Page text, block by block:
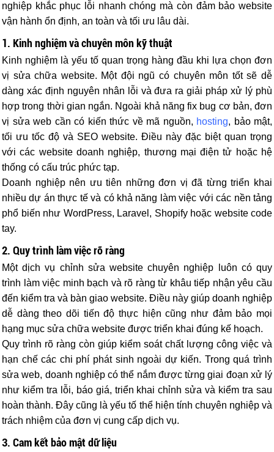
nghiệp khắc phục lỗi nhanh chóng mà còn đảm bảo website
vận hành ổn định, an toàn và tối ưu lâu dài.
1. Kinh nghiệm và chuyên môn kỹ thuật
Kinh nghiệm là yếu tố quan trọng hàng đầu khi lựa chọn đơn
vị sửa chữa website. Một đội ngũ có chuyên môn tốt sẽ dễ
dàng xác định nguyên nhân lỗi và đưa ra giải pháp xử lý phù
hợp trong thời gian ngắn. Ngoài khả năng fix bug cơ bản, đơn
vị sửa web cần có kiến thức về mã nguồn, hosting, bảo mật,
tối ưu tốc độ và SEO website. Điều này đặc biệt quan trọng
với các website doanh nghiệp, thương mại điện tử hoặc hệ
thống có cấu trúc phức tạp.
Doanh nghiệp nên ưu tiên những đơn vị đã từng triển khai
nhiều dự án thực tế và có khả năng làm việc với các nền tảng
phổ biến như WordPress, Laravel, Shopify hoặc website code
tay.
2. Quy trình làm việc rõ ràng
Một dịch vụ chỉnh sửa website chuyên nghiệp luôn có quy
trình làm việc minh bạch và rõ ràng từ khâu tiếp nhận yêu cầu
đến kiểm tra và bàn giao website. Điều này giúp doanh nghiệp
dễ dàng theo dõi tiến độ thực hiện cũng như đảm bảo mọi
hạng mục sửa chữa website được triển khai đúng kế hoạch.
Quy trình rõ ràng còn giúp kiểm soát chất lượng công việc và
hạn chế các chi phí phát sinh ngoài dự kiến. Trong quá trình
sửa web, doanh nghiệp có thể nắm được từng giai đoạn xử lý
như kiểm tra lỗi, báo giá, triển khai chỉnh sửa và kiểm tra sau
hoàn thành. Đây cũng là yếu tố thể hiện tính chuyên nghiệp và
trách nhiệm của đơn vị cung cấp dịch vụ.
3. Cam kết bảo mật dữ liệu